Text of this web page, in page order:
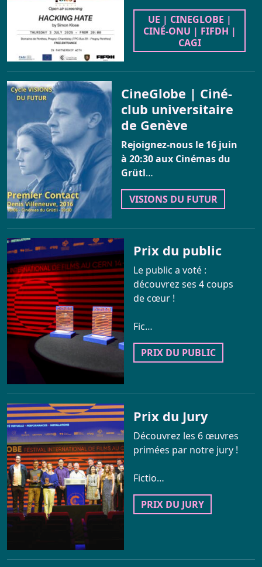
UE | CINEGLOBE |
CINÉ-ONU | FIFDH |
CAGI
CineGlobe | Ciné-
club universitaire
de Genève
Rejoignez-nous le 16 juin
à 20:30 aux Cinémas du
Grütl…
VISIONS DU FUTUR
Prix du public
Le public a voté :
découvrez ses 4 coups
de cœur !
Fic…
PRIX DU PUBLIC
Prix du Jury
Découvrez les 6 œuvres
primées par notre jury !
Fictio…
PRIX DU JURY